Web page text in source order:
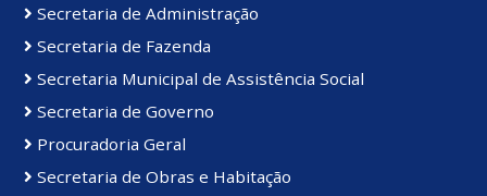
Secretaria de Administração
Secretaria de Fazenda
Secretaria Municipal de Assistência Social
Secretaria de Governo
Procuradoria Geral
Secretaria de Obras e Habitação